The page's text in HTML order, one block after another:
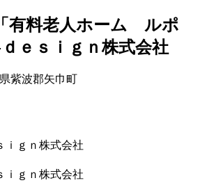
有料老人ホーム ルポ
ｅｓｉｇｎ株式会社
紫波郡矢巾町
ｉｇｎ株式会社
ｉｇｎ株式会社